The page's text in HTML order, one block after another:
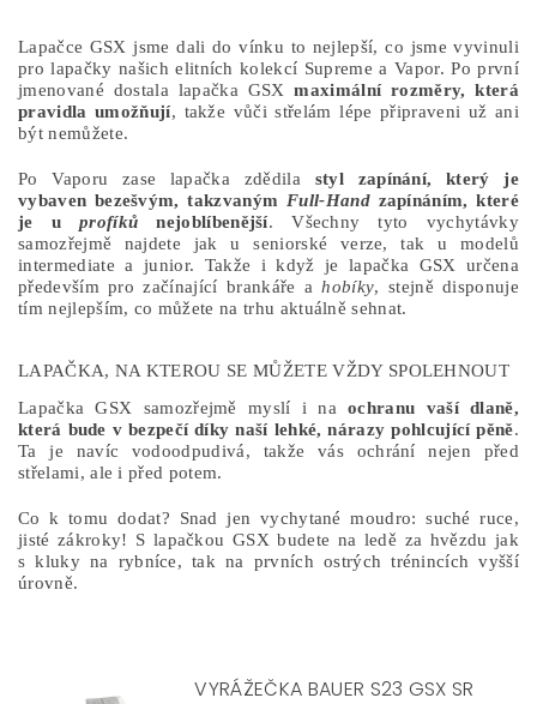
Lapačce GSX jsme dali do vínku to nejlepší, co jsme vyvinuli
pro lapačky našich elitních kolekcí Supreme a Vapor. Po první
jmenované dostala lapačka GSXmaximální rozměry, která
pravidla umožňují, takže vůči střelám lépe připraveni už ani
být nemůžete.
Po Vaporu zase lapačka zdědila styl zapínání, který je
vybaven bezešvým, takzvaným Full-Handzapínáním, které
je uprofíků nejoblíbenější. Všechny tyto vychytávky
samozřejmě najdete jak u seniorské verze, tak u modelů
intermediate a junior. Takže i když je lapačka GSX určena
především pro začínající brankáře ahobíky, stejně disponuje
tím nejlepším, co můžete na trhu aktuálně sehnat.
LAPAČKA, NA KTEROU SE MŮŽETE VŽDY SPOLEHNOUT
Lapačka GSX samozřejmě myslí i naochranu vaší dlaně,
která bude v bezpečí díky naší lehké, nárazy pohlcující pěně.
Ta je navíc vodoodpudivá, takže vás ochrání nejen před
střelami, ale i před potem.
Co k tomu dodat? Snad jen vychytané moudro: suché ruce,
jisté zákroky! S lapačkou GSX budete na ledě za hvězdu jak
s kluky na rybníce, tak na prvních ostrých trénincích vyšší
úrovně.
VYRÁŽEČKA BAUER S23 GSX SR